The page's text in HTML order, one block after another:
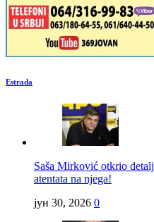
Estrada
Saša Mirković otkrio
atentata na njega!
јун 30, 2026 0